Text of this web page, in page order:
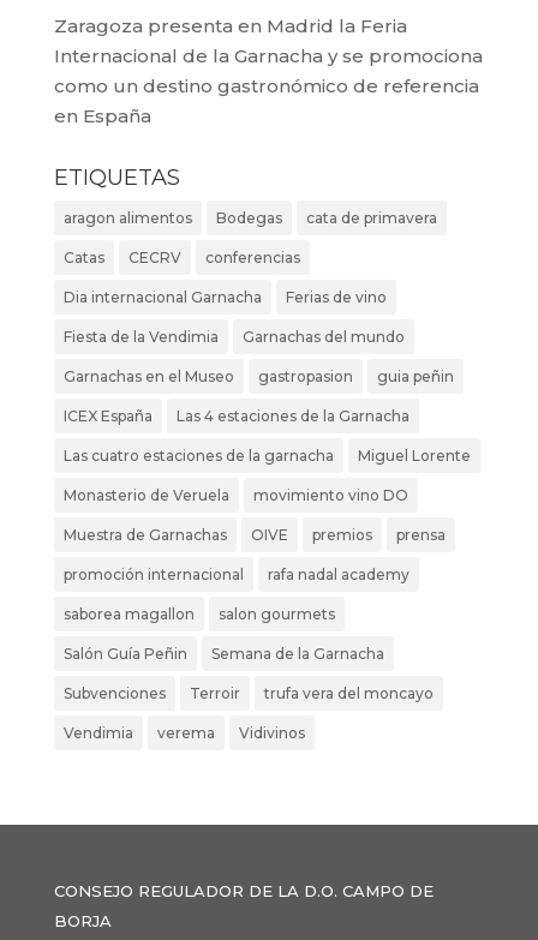
Zaragoza presenta en Madrid la Feria
Internacional de la Garnacha y se promociona
como un destino gastronómico de referencia
en España
ETIQUETAS
aragon alimentos Bodegas cata de primavera
Catas CECRV conferencias
Dia internacional Garnacha Ferias de vino
Fiesta de la Vendimia Garnachas del mundo
Garnachas en el Museo gastropasion guia peñin
ICEX España Las 4 estaciones de la Garnacha
Las cuatro estaciones de la garnacha Miguel Lorente
Monasterio de Veruela movimiento vino DO
Muestra de Garnachas OIVE premios prensa
promoción internacional rafa nadal academy
saborea magallon salon gourmets
Salón Guía Peñin Semana de la Garnacha
Subvenciones Terroir trufa vera del moncayo
Vendimia verema Vidivinos
CONSEJO REGULADOR DE LA D.O. CAMPO DE
BORJA